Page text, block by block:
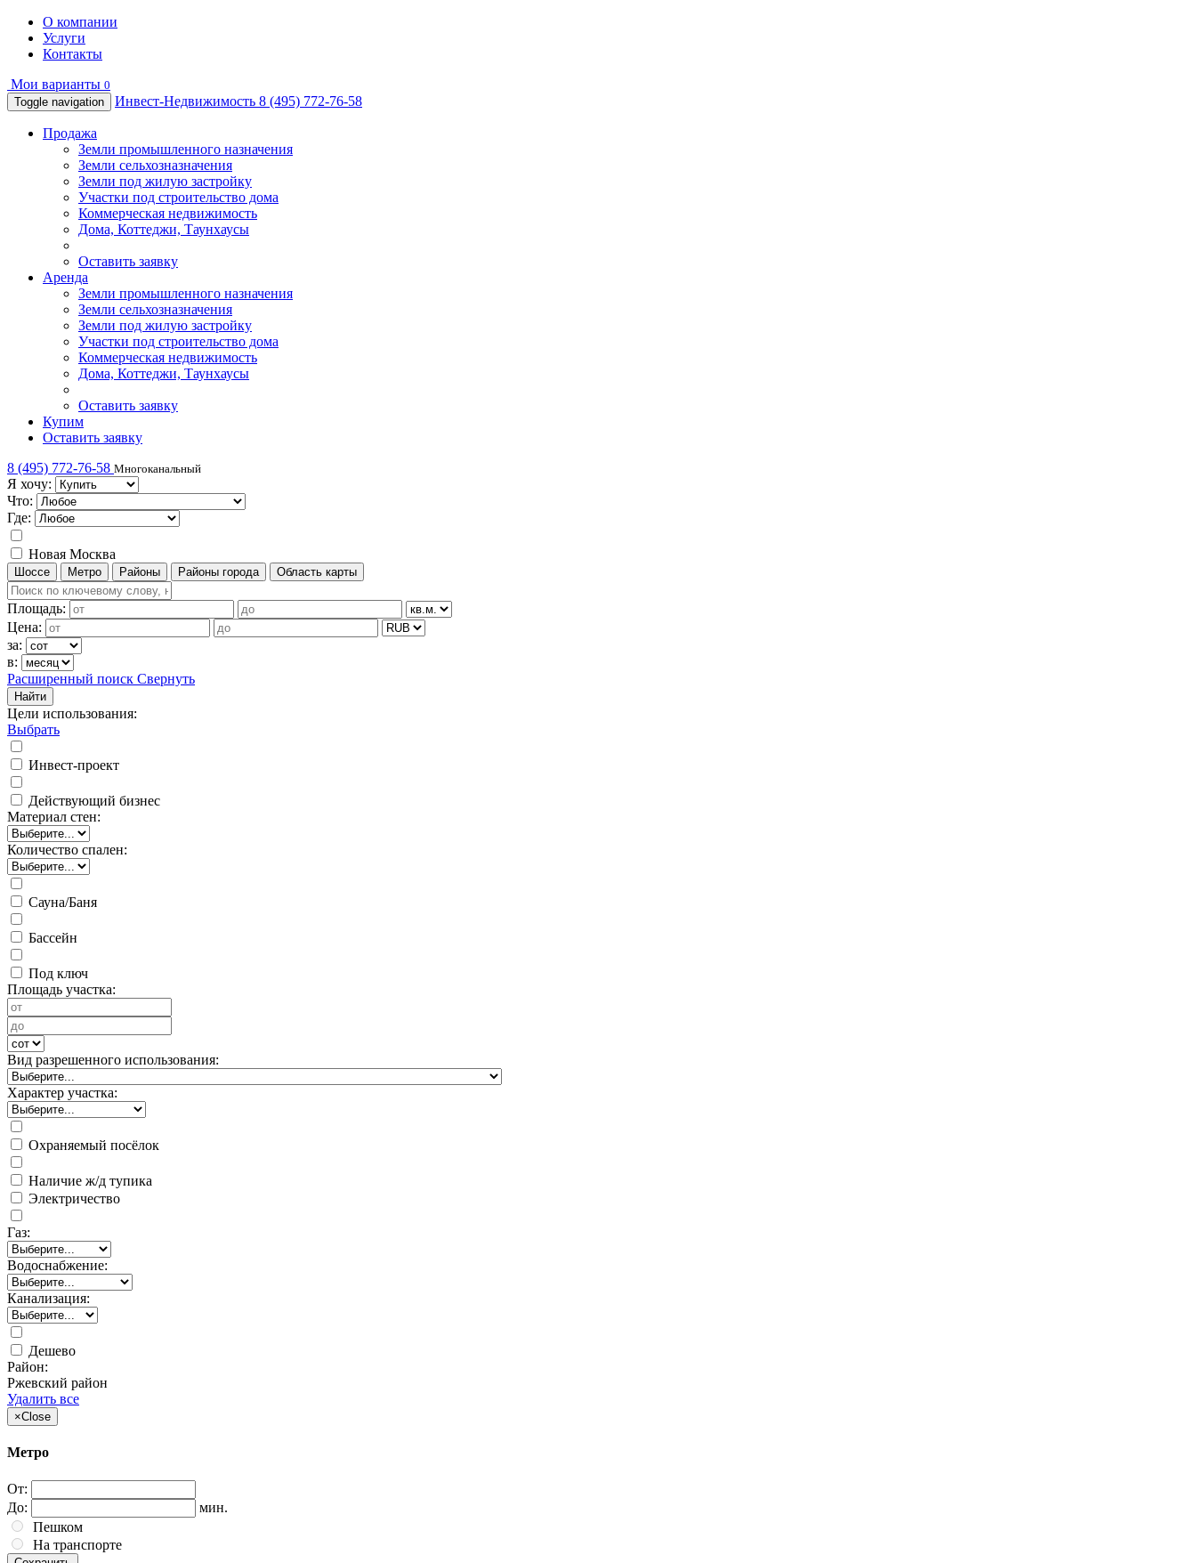
О компании
Услуги
Контакты
Мои варианты 0
Toggle navigation
Инвест-Недвижимость 8 (495) 772-76-58
Продажа
Земли промышленного назначения
Земли сельхозназначения
Земли под жилую застройку
Участки под строительство дома
Коммерческая недвижимость
Дома, Коттеджи, Таунхаусы
Оставить заявку
Аренда
Земли промышленного назначения
Земли сельхозназначения
Земли под жилую застройку
Участки под строительство дома
Коммерческая недвижимость
Дома, Коттеджи, Таунхаусы
Оставить заявку
Купим
Оставить заявку
8 (495) 772-76-58 Многоканальный
Я хочу:
Что:
Где:
Новая Москва
Шоссе Метро Районы Районы города Область карты
Площадь:
Цена:
за:
в:
Расширенный поиск Свернуть
Найти
Цели использования:
Выбрать
Инвест-проект
Действующий бизнес
Материал стен:
Количество спален:
Сауна/Баня
Бассейн
Под ключ
Площадь участка:
Вид разрешенного использования:
Характер участка:
Охраняемый посёлок
Наличие ж/д тупика
Электричество
Газ:
Водоснабжение:
Канализация:
Дешево
Район:
Ржевский район
Удалить все
×Close
Метро
От:
До:
мин.
Пешком
На транспорте